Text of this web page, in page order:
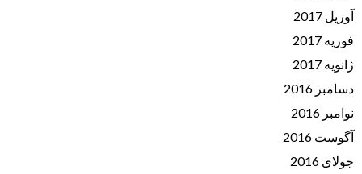
آوریل 2017
فوریه 2017
ژانویه 2017
دسامبر 2016
نوامبر 2016
آگوست 2016
جولای 2016